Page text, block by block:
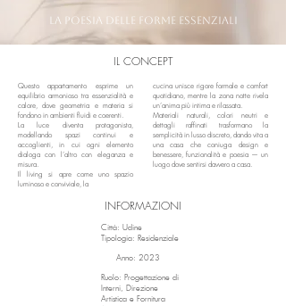
LA POESIA DELLE FORME ESSENZIALI
IL CONCEPT
Questo appartamento esprime un
equilibrio armonioso tra essenzialità e
calore, dove geometria e materia si
fondono in ambienti fluidi e coerenti.
La luce diventa protagonista,
modellando spazi continui e
accoglienti, in cui ogni elemento
dialoga con l’altro con eleganza e
misura.
​Il living si apre come uno spazio
luminoso e conviviale, la
cucina unisce rigore formale e comfort
quotidiano, mentre la zona notte rivela
un’anima più intima e rilassata.
Materiali naturali, colori neutri e
dettagli raffinati trasformano la
semplicità in lusso discreto, dando vita a
una casa che coniuga design e
benessere, funzionalità e poesia — un
luogo dove sentirsi davvero a casa.
INFORMAZIONI
Città: Udine
Tipologia: Residenziale
Anno: 2023
Ruolo: Progettazione di
Interni, Direzione
Artistica e Fornitura